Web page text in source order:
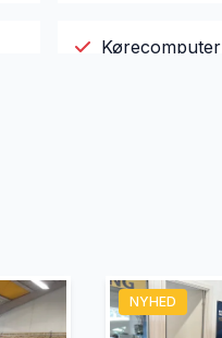
Kørecomputer
NYHED